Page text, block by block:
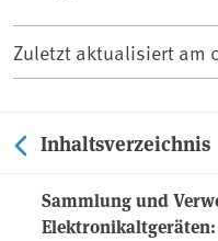
Zuletzt aktualisiert am
Inhaltsverzeichnis
Sammlung und